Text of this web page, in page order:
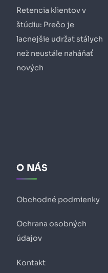
Retencia klientov v
štúdiu: Prečo je
lacnejšie udržať stálych
než neustále naháňať
nových
O NÁS
Obchodné podmienky
Ochrana osobných
údajov
Kontakt